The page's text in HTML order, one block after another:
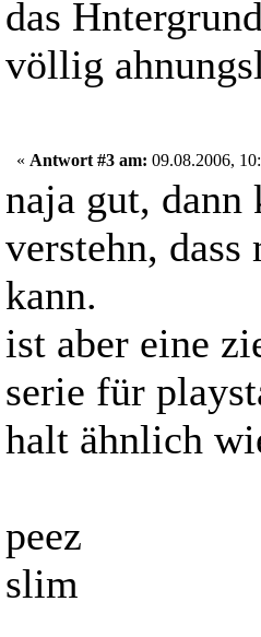
das
völlig
« Antwort #3 am: 09.08.2006,
naja gut, dann
verstehn,
kann.
ist aber eine
serie für
halt ähnlich
peez
slim